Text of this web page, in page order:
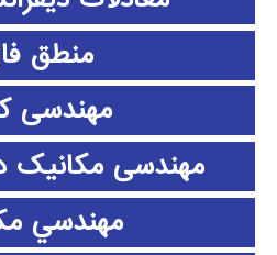
منطق
مهندسی
مهندسی مکانیک
مهندسي